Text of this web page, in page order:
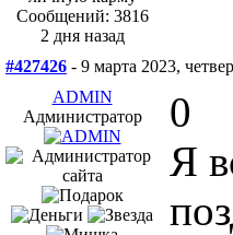
Сообщений: 3816
2 дня назад
#427426 - 9 марта 2023,
ADMIN
Администратор
0
Я